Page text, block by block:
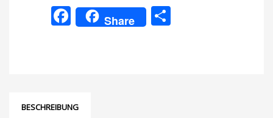
Facebook
Share
BESCHREIBUNG